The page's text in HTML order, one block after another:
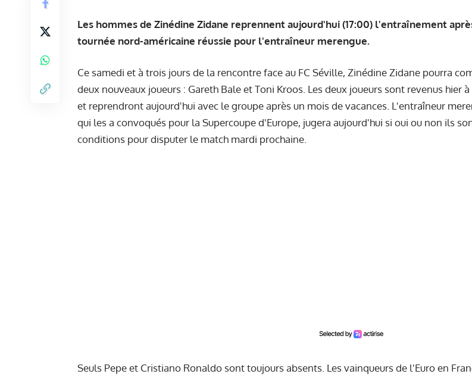
Les hommes de Zinédine Zidane reprennent aujourd'hui (17:00) l'entraînement
tournée nord-américaine réussie pour l'entraîneur merengue.
Ce samedi et à trois jours de la rencontre face au FC Séville, Zinédine Zidane pourra
deux nouveaux joueurs : Gareth Bale et Toni Kroos. Les deux joueurs sont revenus hier
et reprendront aujourd'hui avec le groupe après un mois de vacances. L'entraîneur
qui les a convoqués pour la Supercoupe d'Europe, jugera aujourd'hui si oui ou non ils
conditions pour disputer le match mardi prochaine.
Seuls Pepe et Cristiano Ronaldo sont toujours absents. Les vainqueurs de l'Euro en